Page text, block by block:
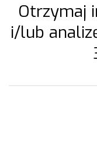
Otrzymaj
i/lub